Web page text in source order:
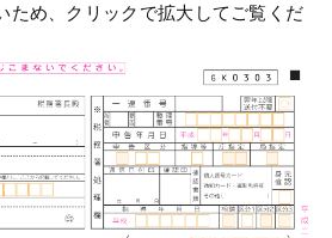
ため、クリックで拡大してご覧くだ